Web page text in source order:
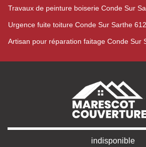
Travaux de peinture boiserie Conde Sur
Urgence fuite toiture Conde Sur Sarthe
Artisan pour réparation faitage Conde Sur
indisponible